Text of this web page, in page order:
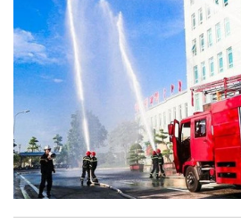
thể, nhà đa năng/hỗn hợp) và cơ sở
đặc biệt dứt điểm kiểm tra toàn bộ